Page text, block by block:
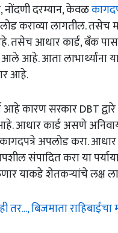
दरम्यान, केवळ
कराव्या लागतील. तसेच
आधार कार्ड, बँक
आहे. आता लाभार्थ्यांना
आहे.
कारण सरकार DBT
कार्ड असणे
अपलोड करा. आधार
संपादित करा या
याकडे शेतकऱ्यांचे लक्ष
तर..., बिजमाता